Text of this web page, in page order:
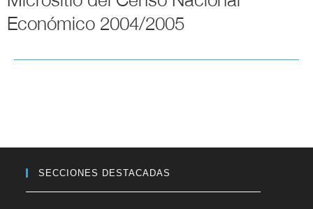
Económico 2004/2005
SECCIONES DESTACADAS